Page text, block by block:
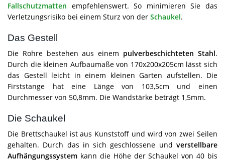
Fallschutzmatten empfehlenswert. So minimieren Sie das
Verletzungsrisiko bei einem Sturz von der Schaukel.
Das Gestell
Die Rohre bestehen aus einem pulverbeschichteten Stahl.
Durch die kleinen Aufbaumaße von 170x200x205cm lässt sich
das Gestell leicht in einem kleinen Garten aufstellen. Die
Firststange hat eine Länge von 103,5cm und einen
Durchmesser von 50,8mm. Die Wandstärke beträgt 1,5mm.
Die Schaukel
Die Brettschaukel ist aus Kunststoff und wird von zwei Seilen
gehalten. Durch das in sich geschlossene und verstellbare
Aufhängungssystem kann die Höhe der Schaukel von 40 bis